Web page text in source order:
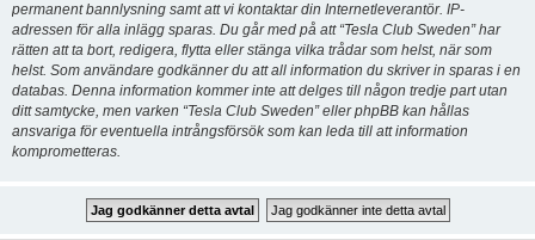
permanent bannlysning samt att vi kontaktar din Internetleverantör. IP-
adressen för alla inlägg sparas. Du går med på att “Tesla Club Sweden” har
rätten att ta bort, redigera, flytta eller stänga vilka trådar som helst, när som
helst. Som användare godkänner du att all information du skriver in sparas i en
databas. Denna information kommer inte att delges till någon tredje part utan
ditt samtycke, men varken “Tesla Club Sweden” eller phpBB kan hållas
ansvariga för eventuella intrångsförsök som kan leda till att information
komprometteras.